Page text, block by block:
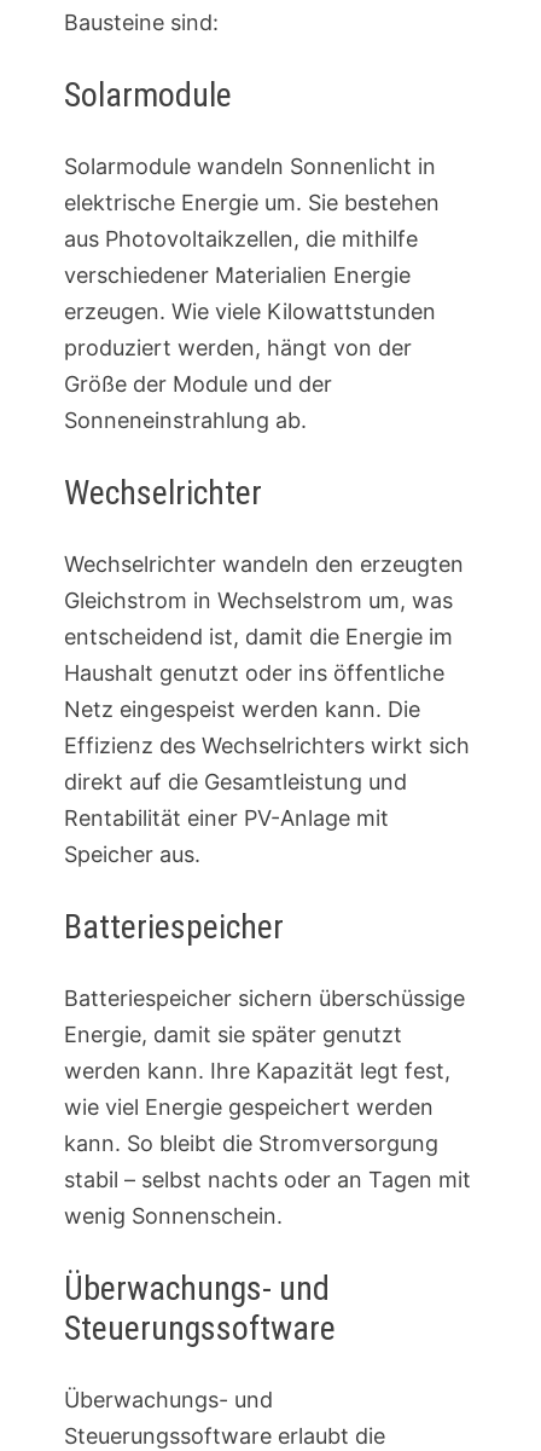
Bausteine sind:
Solarmodule
Solarmodule wandeln Sonnenlicht in
elektrische Energie um. Sie bestehen
aus Photovoltaikzellen, die mithilfe
verschiedener Materialien Energie
erzeugen. Wie viele Kilowattstunden
produziert werden, hängt von der
Größe der Module und der
Sonneneinstrahlung ab.
Wechselrichter
Wechselrichter wandeln den erzeugten
Gleichstrom in Wechselstrom um, was
entscheidend ist, damit die Energie im
Haushalt genutzt oder ins öffentliche
Netz eingespeist werden kann. Die
Effizienz des Wechselrichters wirkt sich
direkt auf die Gesamtleistung und
Rentabilität einer PV-Anlage mit
Speicher aus.
Batteriespeicher
Batteriespeicher sichern überschüssige
Energie, damit sie später genutzt
werden kann. Ihre Kapazität legt fest,
wie viel Energie gespeichert werden
kann. So bleibt die Stromversorgung
stabil – selbst nachts oder an Tagen mit
wenig Sonnenschein.
Überwachungs- und
Steuerungssoftware
Überwachungs- und
Steuerungssoftware erlaubt die